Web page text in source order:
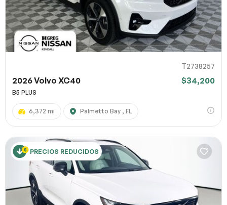
T2738257
2026 Volvo XC40 $34,200
B5 PLUS
6,372 mi Palmetto Bay , FL
PRECIOS REDUCIDOS